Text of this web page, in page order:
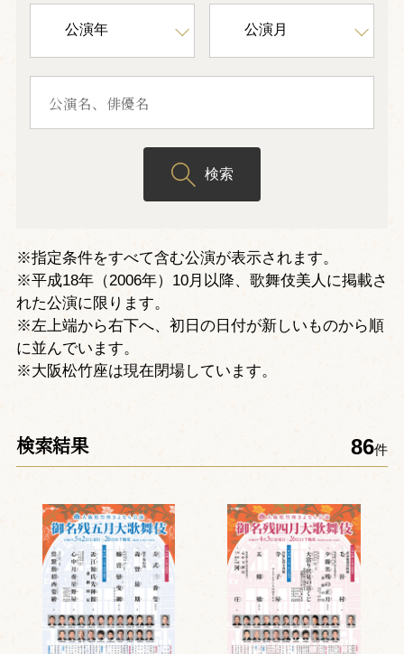
検索
※指定条件をすべて含む公演が表示されます。
※平成18年（2006年）10月以降、歌舞伎美人に掲載さ
れた公演に限ります。
※左上端から右下へ、初日の日付が新しいものから順
に並んでいます。
※大阪松竹座は現在閉場しています。
検索結果 86件